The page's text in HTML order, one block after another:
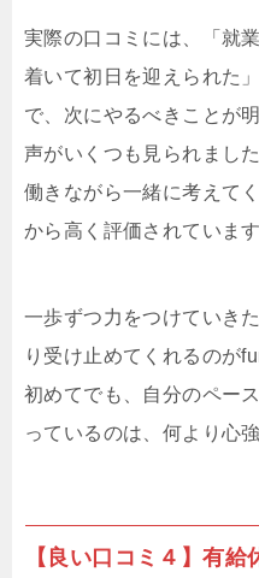
実際の口コミには、「就
着いて初日を迎えられた
で、次にやるべきことが
声がいくつも見られまし
働きながら一緒に考えて
から高く評価されています
一歩ずつ力をつけていき
り受け止めてくれるのが
初めてでも、自分のペー
っているのは、何より心
【良い口コミ４】有